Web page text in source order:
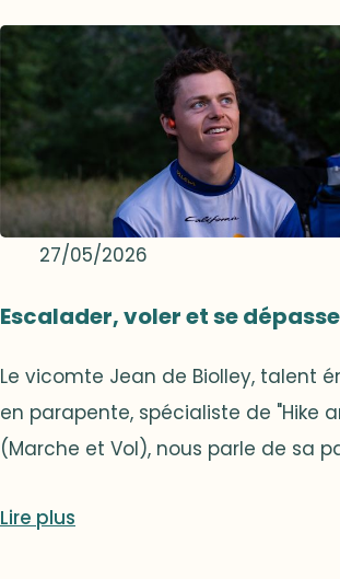
27/05/2026
Escalader, voler et se
Le vicomte Jean de Biolley, talent
en parapente, spécialiste de "Hike
(Marche et Vol), nous parle de sa
REDBULL-X-Alps, 1280 km en
Lire plus